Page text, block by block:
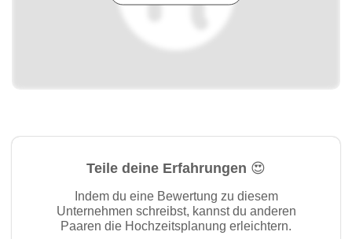
Teile deine Erfahrungen 😍
Indem du eine Bewertung zu diesem
Unternehmen schreibst, kannst du anderen
Paaren die Hochzeitsplanung erleichtern.